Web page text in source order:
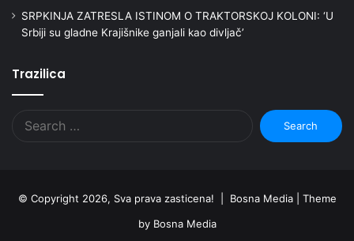
SRPKINJA ZATRESLA ISTINOM O TRAKTORSKOJ KOLONI: ‘U
Srbiji su gladne Krajišnike ganjali kao divljač’
Trazilica
Search
for:
© Copyright 2026, Sva prava zasticena! | Bosna Media | Theme
by Bosna Media